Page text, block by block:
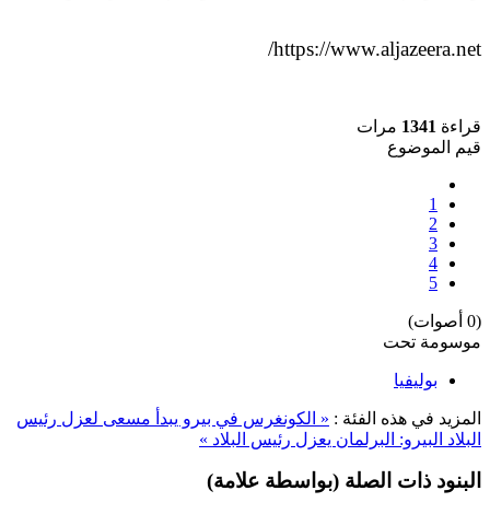
https://www.aljazeera.net/
قراءة 1341 مرات
قيم الموضوع
1
2
3
4
5
(0 أصوات)
موسومة تحت
بوليفيا
المزيد في هذه الفئة : « الكونغرس في بيرو يبدأ مسعى لعزل رئيس
البلاد البيرو: البرلمان يعزل رئيس البلاد »
البنود ذات الصلة (بواسطة علامة)